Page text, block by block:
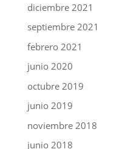
diciembre 2021
septiembre 2021
febrero 2021
junio 2020
octubre 2019
junio 2019
noviembre 2018
junio 2018